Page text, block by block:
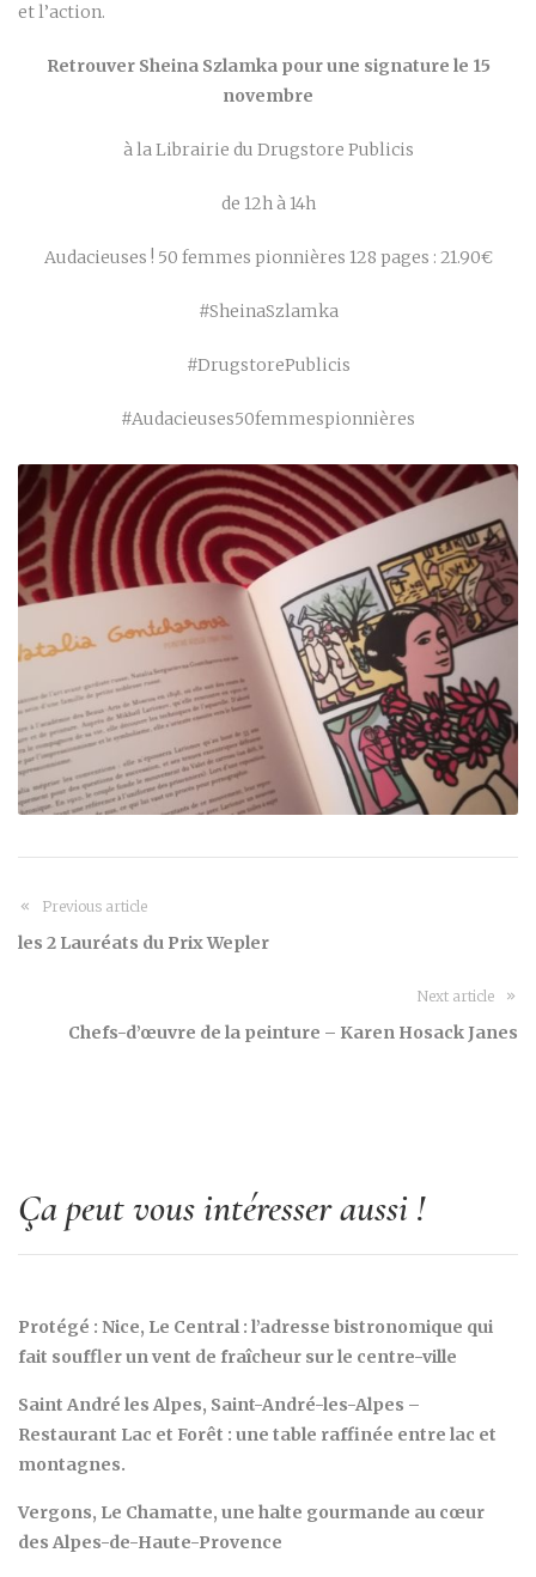
et l’action.
Retrouver Sheina Szlamka pour une signature le 15
novembre
à la Librairie du Drugstore Publicis
de 12h à 14h
Audacieuses ! 50 femmes pionnières 128 pages : 21.90€
#SheinaSzlamka
#DrugstorePublicis
#Audacieuses50femmespionnières
Previous article
les 2 Lauréats du Prix Wepler
Next article
Chefs-d’œuvre de la peinture – Karen Hosack Janes
Ça peut vous intéresser aussi !
Protégé : Nice, Le Central : l’adresse bistronomique qui
fait souffler un vent de fraîcheur sur le centre-ville
Saint André les Alpes, Saint-André-les-Alpes –
Restaurant Lac et Forêt : une table raffinée entre lac et
montagnes.
Vergons, Le Chamatte, une halte gourmande au cœur
des Alpes-de-Haute-Provence